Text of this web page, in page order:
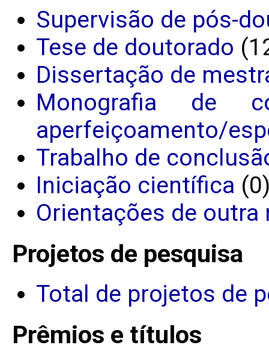
Supervisão de pós-
Tese de doutorado
Dissertação de
Monografia de
aperfeiçoamento/
Trabalho de
Iniciação científica
Orientações de outra
Projetos de pesquisa
Total de projetos de
Prêmios e títulos